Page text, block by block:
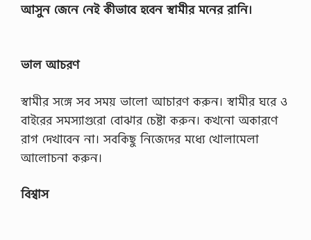
আসুন জেনে নেই কীভাবে হবেন স্বামীর মনের রানি।
ভাল আচরণ
স্বামীর সঙ্গে সব সময় ভালো আচারণ করুন। স্বামীর ঘরে ও
বাইরের সমস্যাগুরো বোঝার চেষ্টা করুন। কখনো অকারণে
রাগ দেখাবেন না। সবকিছু নিজেদের মধ্যে খোলামেলা
আলোচনা করুন।
বিশ্বাস